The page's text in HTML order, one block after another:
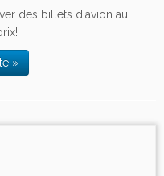
des billets d'avion au
»